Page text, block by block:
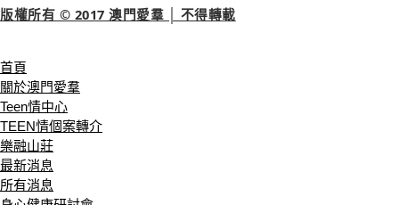
版權所有 © 2017 澳門愛羣 │ 不得轉載
首頁
關於澳門愛羣
Teen情中心
TEEN情個案轉介
樂融山莊
最新消息
所有消息